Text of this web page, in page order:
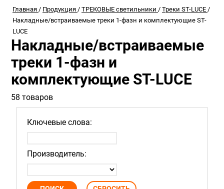
Главная / Продукция / ТРЕКОВЫЕ светильники / Треки ST-LUCE /
Накладные/встраиваемые треки 1-фазн и комплектующие ST-
LUCE
Накладные/встраиваемые
треки 1-фазн и
комплектующие ST-LUCE
58 товаров
Ключевые слова:
Производитель: